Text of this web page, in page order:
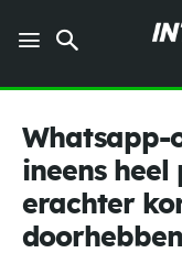
Whatsapp-
ineens
erachter
doorhebben